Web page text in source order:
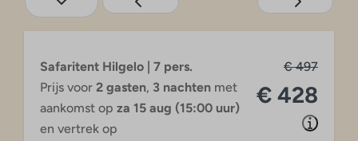
€ 497
€ 428
Safaritent Hilgelo | 7 pers.
Prijs voor 2 gasten, 3 nachten met
aankomst op za 15 aug (15:00 uur)
en vertrek op